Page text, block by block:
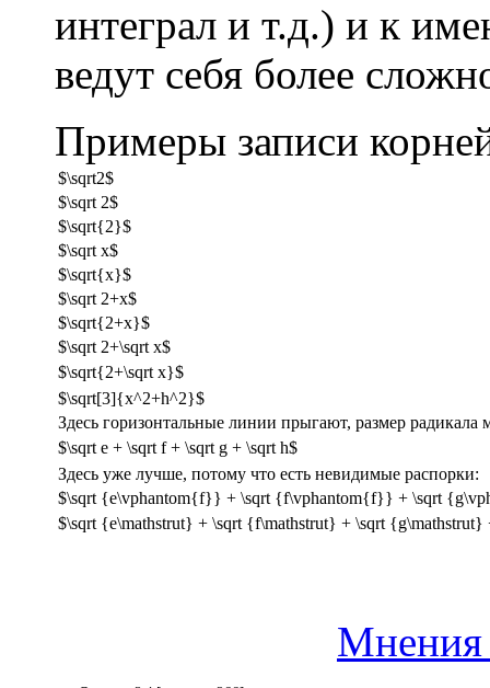
интеграл и т.д.) и к
ведут себя более
Примеры записи
$\sqrt2$
$\sqrt 2$
$\sqrt{2}$
$\sqrt x$
$\sqrt{x}$
$\sqrt 2+x$
$\sqrt{2+x}$
$\sqrt 2+\sqrt x$
$\sqrt{2+\sqrt x}$
$\sqrt[3]{x^2+h^2}$
Здесь горизонтальные линии прыгают, размер радикала
$\sqrt e + \sqrt f + \sqrt g + \sqrt h$
Здесь уже лучше, потому что есть невидимые распорки:
$\sqrt {e\vphantom{f}} + \sqrt {f\vphantom{f}} + \sqrt
$\sqrt {e\mathstrut} + \sqrt {f\mathstrut} + \sqrt {g\mathstrut}
Мнения